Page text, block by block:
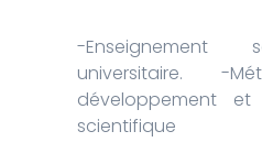
-Enseignement
universitaire. -
développement
scientifique